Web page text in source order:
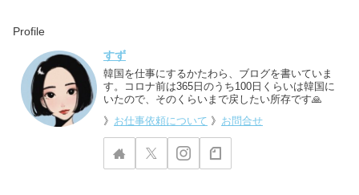
Profile
すず
韓国を仕事にするかたわら、ブログを書いていま
す。コロナ前は365日のうち100日くらいは韓国に
いたので、そのくらいまで戻したい所存です🙏
》 お仕事依頼について 》 お問合せ